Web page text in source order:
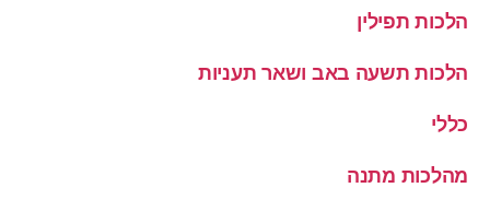
הלכות תפילין
הלכות תשעה באב ושאר תעניות
כללי
מהלכות מתנה